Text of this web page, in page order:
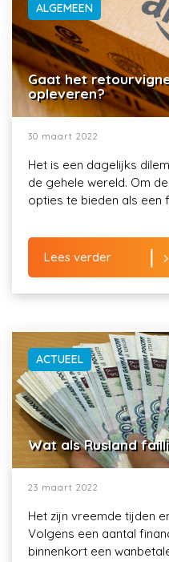
ALGEMEEN
Gaat het
opleveren?
30 maart 2022
Het is een dagelijks
de gehele wereld. Om
opties te bieden als een
Lees verder
ACTUEEL
Wat als Rusland
23 maart 2022
Het zijn vreemde tijden
Volgens een aantal
binnenkort een